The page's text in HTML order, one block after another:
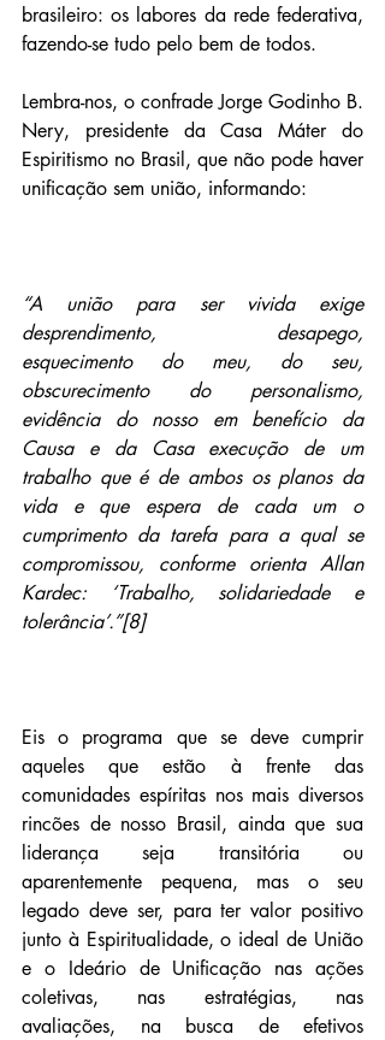
brasileiro: os labores da rede federativa,
fazendo-se tudo pelo bem de todos.
Lembra-nos, o confrade Jorge Godinho B.
Nery, presidente da Casa Máter do
Espiritismo no Brasil, que não pode haver
unificação sem união, informando:
“A união para ser vivida exige
desprendimento, desapego,
esquecimento do meu, do seu,
obscurecimento do personalismo,
evidência do nosso em benefício da
Causa e da Casa execução de um
trabalho que é de ambos os planos da
vida e que espera de cada um o
cumprimento da tarefa para a qual se
compromissou, conforme orienta Allan
Kardec: ‘Trabalho, solidariedade e
tolerância’.”[8]
Eis o programa que se deve cumprir
aqueles que estão à frente das
comunidades espíritas nos mais diversos
rincões de nosso Brasil, ainda que sua
liderança seja transitória ou
aparentemente pequena, mas o seu
legado deve ser, para ter valor positivo
junto à Espiritualidade, o ideal de União
e o Ideário de Unificação nas ações
coletivas, nas estratégias, nas
avaliações, na busca de efetivos